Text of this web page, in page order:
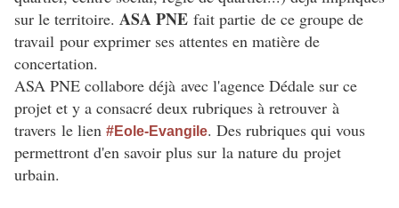
sur le territoire. ASA PNE fait partie de ce groupe de
travail pour exprimer ses attentes en matière de
concertation.
ASA PNE collabore déjà avec l'agence Dédale sur ce
projet et y a consacré deux rubriques à retrouver à
travers le lien #Eole-Evangile. Des rubriques qui vous
permettront d'en savoir plus sur la nature du projet
urbain.